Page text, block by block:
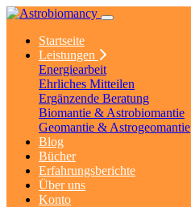
Startseite
Leistungen
Energiearbeit
Ehrliches Mitteilen
Ergänzende Beratung
Biomantie & Astrobiomantie
Geomantie & Astrogeomantie
Blog
Bücher
Erfahrungsberichte
Über uns
Konto